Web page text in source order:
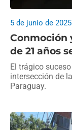
Conmoción
de 21 años
5 de junio de 2025
El trágico
intersección de
Paraguay.